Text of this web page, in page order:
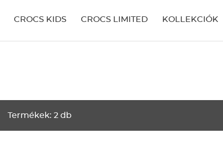
CROCS KIDS CROCS LIMITED KOLLEKCIÓK
Termékek: 2 db